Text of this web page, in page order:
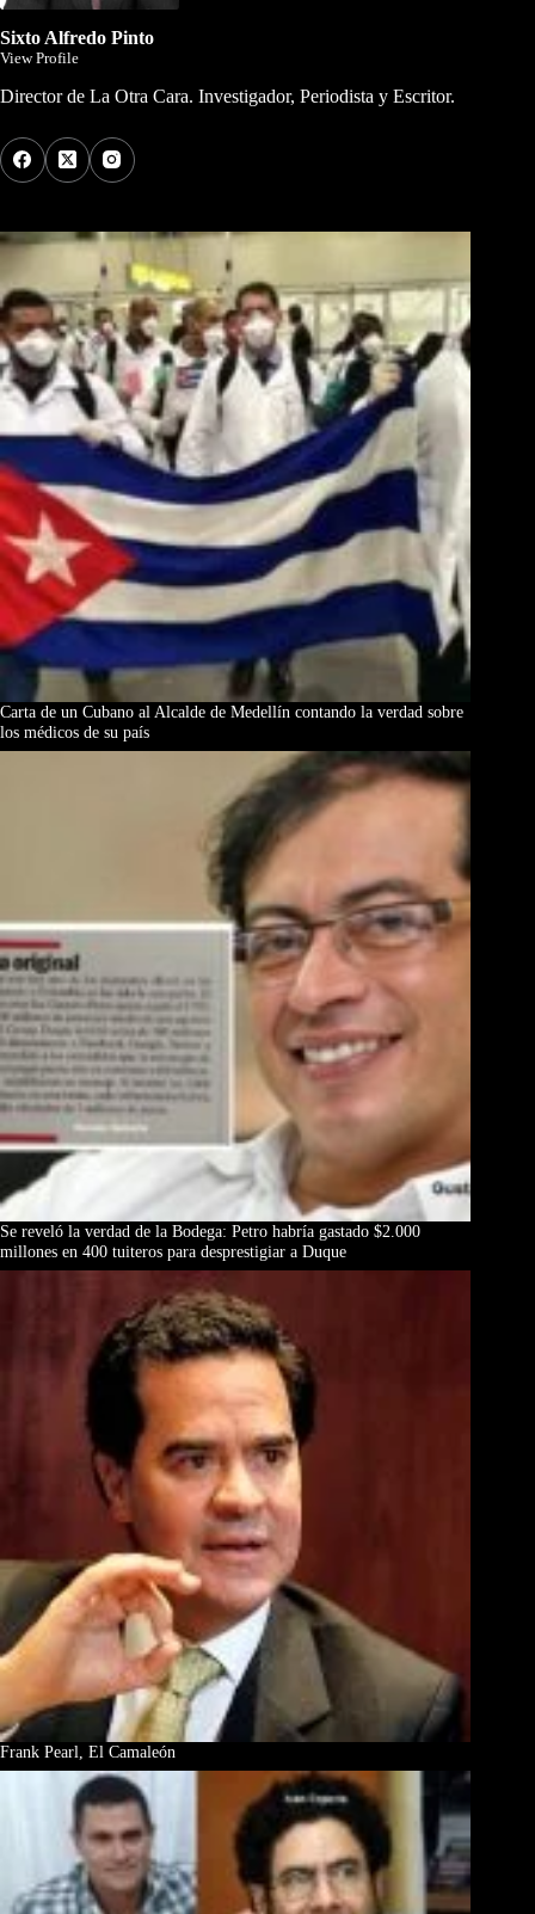
Sixto Alfredo Pinto
View Profile
Director de La Otra Cara. Investigador, Periodista y Escritor.
Carta de un Cubano al Alcalde de Medellín contando la verdad sobre
los médicos de su país
Se reveló la verdad de la Bodega: Petro habría gastado $2.000
millones en 400 tuiteros para desprestigiar a Duque
Frank Pearl, El Camaleón